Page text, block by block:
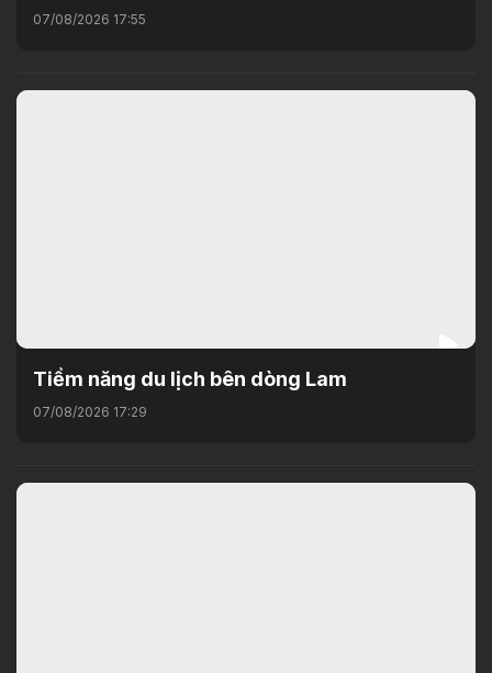
07/08/2026 17:55
Tiềm năng du lịch bên dòng Lam
07/08/2026 17:29